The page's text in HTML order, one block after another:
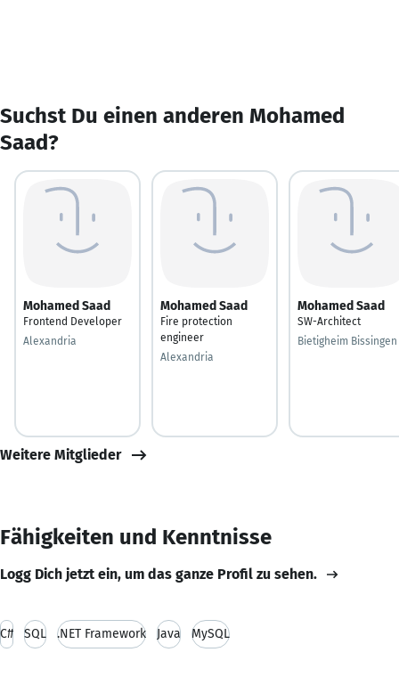
Suchst Du einen anderen Mohamed
Saad?
Mohamed Saad
Frontend Developer
Alexandria
Mohamed Saad
Fire protection
engineer
Alexandria
Mohamed Saad
SW-Architect
Bietigheim Bissingen
Weitere Mitglieder
Fähigkeiten und Kenntnisse
Logg Dich jetzt ein, um das ganze Profil zu sehen.
C# SQL .NET Framework Java MySQL